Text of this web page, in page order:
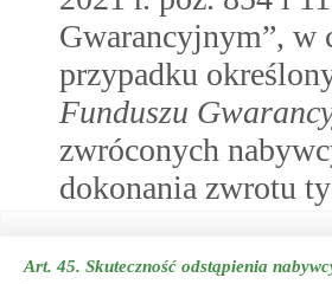
Gwarancyjnym”, w
przypadku
Funduszu
zwróconych
dokonania zwrotu
Art. 45. Skuteczność odstąpienia